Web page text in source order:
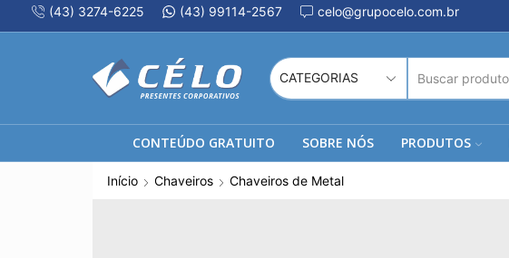
(43) 3274-6225 (43) 99114-2567 celo@grupocelo.com.br
CONTEÚDO GRATUITO SOBRE NÓS PRODUTOS
Início Chaveiros Chaveiros de Metal